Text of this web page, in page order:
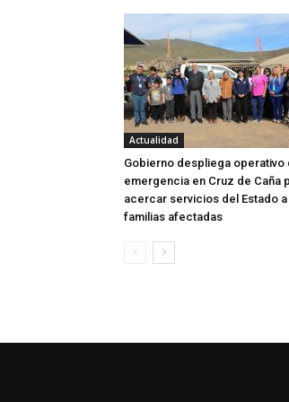
Actualidad
Gobierno despliega operativo
emergencia en Cruz de Caña
acercar servicios del Estado a
familias afectadas